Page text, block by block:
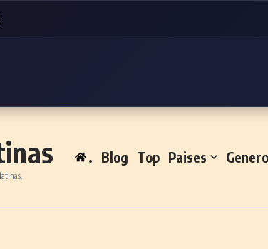
. Blog Top Paises